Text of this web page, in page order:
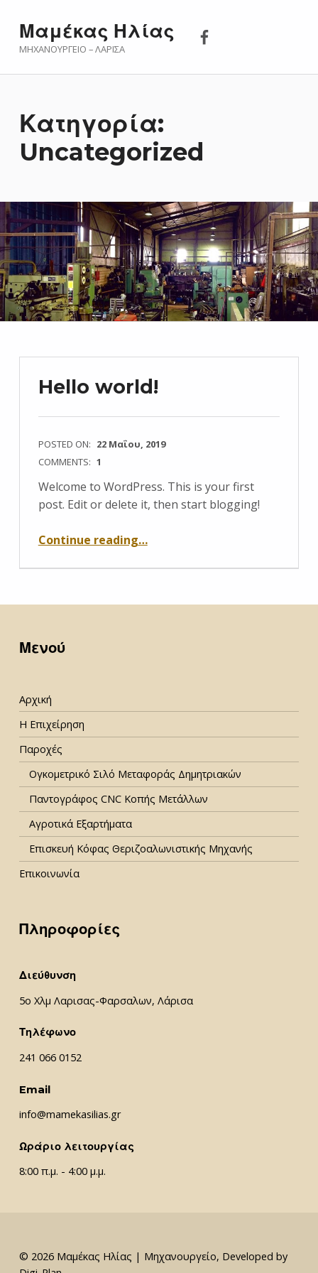
Μαμέκας Ηλίας
ΜΗΧΑΝΟΥΡΓΕΊΟ – ΛΆΡΙΣΑ
Κατηγορία:
Uncategorized
Hello world!
POSTED ON: 22 Μαΐου, 2019
COMMENTS: 1
Welcome to WordPress. This is your first
post. Edit or delete it, then start blogging!
Continue reading…
Μενού
Αρχική
Η Επιχείρηση
Παροχές
Ογκομετρικό Σιλό Μεταφοράς Δημητριακών
Παντογράφος CNC Κοπής Μετάλλων
Αγροτικά Εξαρτήματα
Επισκευή Κόφας Θεριζοαλωνιστικής Μηχανής
Επικοινωνία
Πληροφορίες
Διεύθυνση
5ο Χλμ Λαρισας-Φαρσαλων, Λάρισα
Τηλέφωνο
241 066 0152
Email
info@mamekasilias.gr
Ωράριο λειτουργίας
8:00 π.μ. - 4:00 μ.μ.
© 2026 Μαμέκας Ηλίας | Μηχανουργείο, Developed by